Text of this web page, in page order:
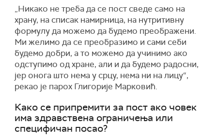
„Никако не треба да се пост сведе само на
храну, на списак намирница, на нутритивну
формулу да можемо да будемо преображени.
Ми желимо да се преобразимо и сами себи
будемо добри, а то можемо да учинимо ако
одступимо од хране, али и да будемо радосни,
јер онога што нема у срцу, нема ни на лицу“,
рекао је парох Глигорије Марковић.
Како се припремити за пост ако човек
има здравствена ограничења или
специфичан посао?